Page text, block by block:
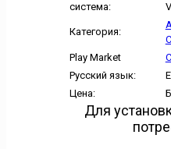
система:
Категория:
Play Market
Русский язык:
Цена:
Для